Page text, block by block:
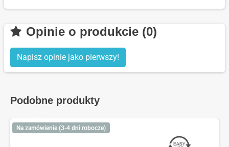
Opinie o produkcie (0)
Napisz opinie jako pierwszy!
Podobne produkty
Na zamówienie (3-4 dni robocze)